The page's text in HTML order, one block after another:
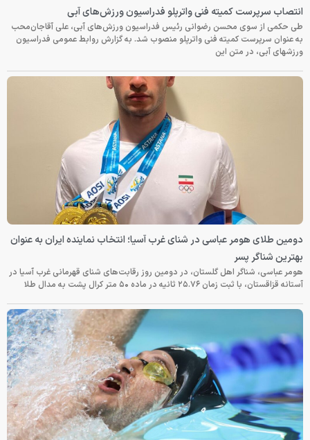
انتصاب سرپرست کمیته فنی واترپلو فدراسیون ورزش‌های آبی
طی حکمی از سوی محسن رضوانی رئیس فدراسیون ورزش‌های آبی، علی آقاجان‌محب
به عنوان سرپرست کمیته فنی واترپلو منصوب شد. به گزارش روابط عمومی فدراسیون
ورزشهای آبی، در متن این
دومین طلای هومر عباسی در شنای غرب آسیا؛ انتخاب نماینده ایران به عنوان
بهترین شناگر پسر
هومر عباسی، شناگر اهل گلستان، در دومین روز رقابت‌های شنای قهرمانی غرب آسیا در
آستانه قزاقستان، با ثبت زمان ۲۵.۷۶ ثانیه در ماده ۵۰ متر کرال پشت به مدال طلا